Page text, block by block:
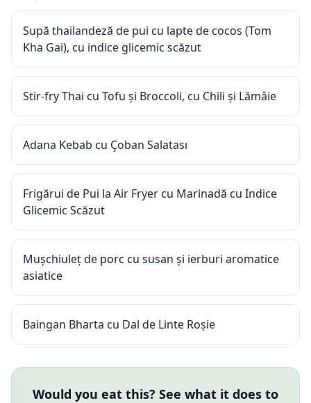
Supă thailandeză de pui cu lapte de cocos (Tom
Kha Gai), cu indice glicemic scăzut
Stir-fry Thai cu Tofu și Broccoli, cu Chili și Lămâie
Adana Kebab cu Çoban Salatası
Frigărui de Pui la Air Fryer cu Marinadă cu Indice
Glicemic Scăzut
Mușchiuleț de porc cu susan și ierburi aromatice
asiatice
Baingan Bharta cu Dal de Linte Roșie
Would you eat this? See what it does to